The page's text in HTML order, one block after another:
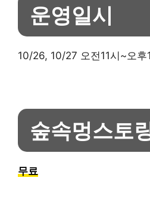
운영일시
10/26, 10/27 오전11시~오후
숲속멍스토
무료